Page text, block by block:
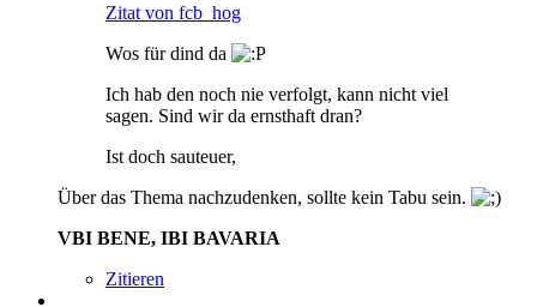
Zitat von fcb_hog
Wos für dind da
Ich hab den noch nie verfolgt, kann nicht viel
sagen. Sind wir da ernsthaft dran?
Ist doch sauteuer,
Über das Thema nachzudenken, sollte kein Tabu sein.
VBI BENE, IBI BAVARIA
Zitieren